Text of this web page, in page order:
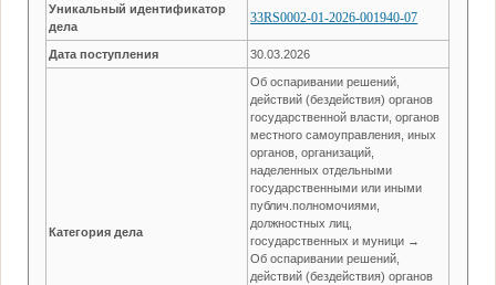
Уникальный идентификатор
дела
33RS0002-01-2026-001940-07
Дата поступления 30.03.2026
Категория дела
Об оспаривании решений,
действий (бездействия) органов
государственной власти, органов
местного самоуправления, иных
органов, организаций,
наделенных отдельными
государственными или иными
публич.полномочиями,
должностных лиц,
государственных и муници →
Об оспаривании решений,
действий (бездействия) органов